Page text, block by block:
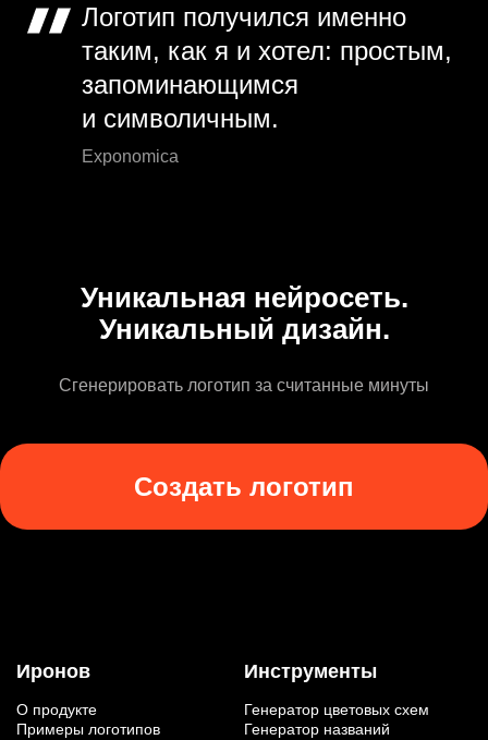
Логотип получился именно
таким, как я и хотел: простым,
запоминающимся
и символичным.
Exponomica
Уникальная нейросеть.
Уникальный дизайн.
Сгенерировать логотип за считанные минуты
Создать логотип
Иронов
О продукте
Примеры логотипов
Инструменты
Генератор цветовых схем
Генератор названий